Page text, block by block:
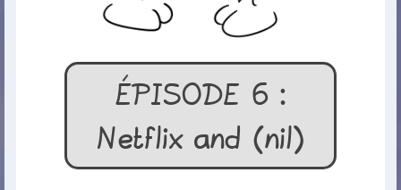
ÉPISODE 6 :
Netflix and (nil)